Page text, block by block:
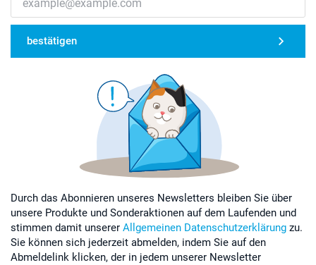
bestätigen
Durch das Abonnieren unseres Newsletters bleiben Sie über
unsere Produkte und Sonderaktionen auf dem Laufenden und
stimmen damit unserer Allgemeinen Datenschutzerklärung zu.
Sie können sich jederzeit abmelden, indem Sie auf den
Abmeldelink klicken, der in jedem unserer Newsletter